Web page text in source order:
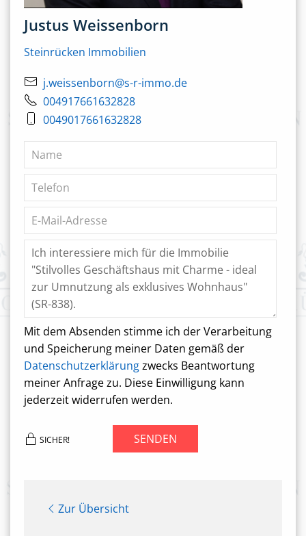
Justus Weissenborn
Steinrücken Immobilien
j.weissenborn@s-r-immo.de
004917661632828
0049017661632828
Mit dem Absenden stimme ich der Verarbeitung
und Speicherung meiner Daten gemäß der
Datenschutzerklärungzwecks Beantwortung
meiner Anfrage zu. Diese Einwilligung kann
jederzeit widerrufen werden.
SICHER! SENDEN
Zur Übersicht